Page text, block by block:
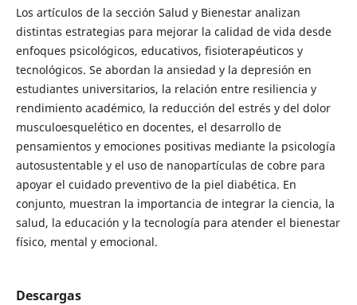
Los artículos de la sección Salud y Bienestar analizan
distintas estrategias para mejorar la calidad de vida desde
enfoques psicológicos, educativos, fisioterapéuticos y
tecnológicos. Se abordan la ansiedad y la depresión en
estudiantes universitarios, la relación entre resiliencia y
rendimiento académico, la reducción del estrés y del dolor
musculoesquelético en docentes, el desarrollo de
pensamientos y emociones positivas mediante la psicología
autosustentable y el uso de nanopartículas de cobre para
apoyar el cuidado preventivo de la piel diabética. En
conjunto, muestran la importancia de integrar la ciencia, la
salud, la educación y la tecnología para atender el bienestar
físico, mental y emocional.
Descargas